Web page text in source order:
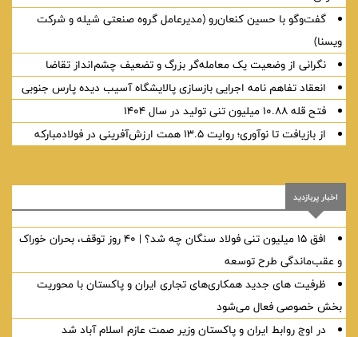
گفت‌وگو با حسین كنعان‌رو (مدیرعامل گروه صنعتی شیله و شركت
ویسنا)
نگرانی از وضعیت یک معامله‌گر بزرگ و تضعیف چشم‌انداز تقاضا
انعقاد تفاهم نامه اجرایی بازسازی پالایشگاه آسیب دیده پارس جنوبی
فتح قله ۱۰.۸۸ میلیون تنی تولید در سال ۱۴۰۴
از بازیافت تا نوآوری؛ روایت ۱۳.۵ همت ارزش‌آفرینی در فولادمبارکه
اخبار پربازدید
افق ۱۵ میلیون تنی فولاد سنگان چه شد؟ | ۴۰ روز توقف، بحران خوراک
و عقب‌ماندگی طرح توسعه
ظرفیت های جدید همکاری‌های تجاری ایران و پاکستان با محوریت
بخش خصوصی فعال می‌شود
در اوج روابط ایران و پاکستان وزیر صمت عازم اسلام آباد شد